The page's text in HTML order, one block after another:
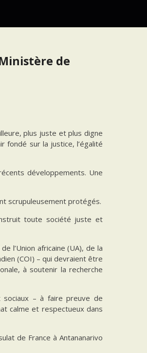
de
plus juste et plus digne
fondé sur la justice, l’égalité
développements. Une
scrupuleusement protégés.
toute société juste et
l’Union africaine (UA), de la
(COI) – qui devraient être
à soutenir la recherche
sociaux – à faire preuve de
calme et respectueux dans
de France à Antananarivo